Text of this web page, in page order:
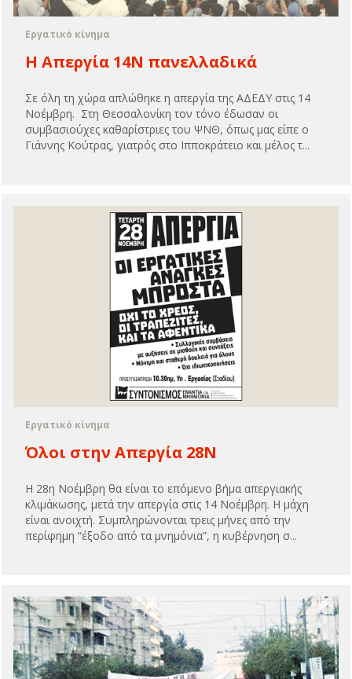
Εργατικό κίνημα
Η Απεργία 14Ν πανελλαδικά
Σε όλη τη χώρα απλώθηκε η απεργία της ΑΔΕΔΥ στις 14
Νοέμβρη. Στη Θεσσαλονίκη τον τόνο έδωσαν οι
συμβασιούχες καθαρίστριες του ΨΝΘ, όπως μας είπε ο
Γιάννης Κούτρας, γιατρός στο Ιπποκράτειο και μέλος τ...
Εργατικό κίνημα
Όλοι στην Απεργία 28Ν
Η 28η Νοέμβρη θα είναι το επόμενο βήμα απεργιακής
κλιμάκωσης, μετά την απεργία στις 14 Νοέμβρη. Η μάχη
είναι ανοιχτή. Συμπληρώνονται τρεις μήνες από την
περίφημη “έξοδο από τα μνημόνια”, η κυβέρνηση σ...